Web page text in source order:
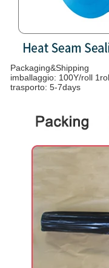
Packaging&Shipping
imballaggio: 100Y/roll
trasporto: 5-7days